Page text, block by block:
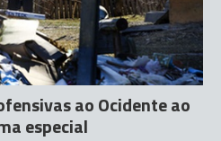
ao Ocidente ao
especial